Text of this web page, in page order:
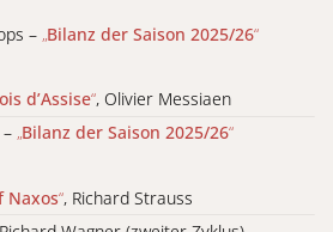
– „Bilanz der Saison 2025/26“
d’Assise“, Olivier Messiaen
„Bilanz der Saison 2025/26“
Naxos“, Richard Strauss